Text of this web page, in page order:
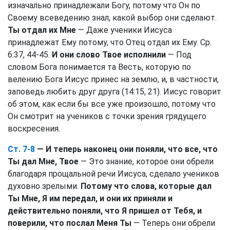
изначально принадлежали Богу, потому что Он по
Своему всеведению знал, какой выбор они сделают.
Ты отдал их Мне — Даже ученики Иисуса
принадлежат Ему потому, что Отец отдал их Ему. Ср.
6:37, 44-45. И они слово Твое исполнили — Под
словом Бога понимается та Весть, которую по
велению Бога Иисус принес на землю, и, в частности,
заповедь любить друг друга (14:15, 21). Иисус говорит
об этом, как если бы все уже произошло, потому что
Он смотрит на учеников с точки зрения грядущего
воскресения.
Ст. 7-8 — И теперь наконец они поняли, что все, что
Ты дал Мне, Твое — Это знание, которое они обрели
благодаря прощальной речи Иисуса, сделало учеников
духовно зрелыми. Потому что слова, которые дал
Ты Мне, Я им передал, и они их приняли и
действительно поняли, что Я пришел от Тебя, и
поверили, что послал Меня Ты — Теперь они обрели